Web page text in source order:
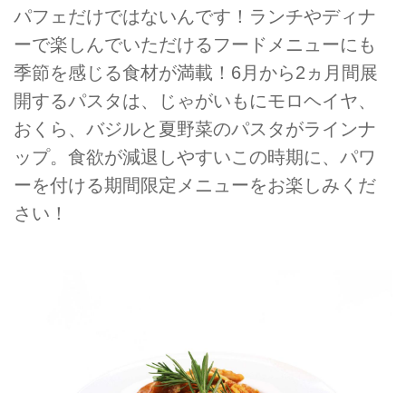
パフェだけではないんです！ランチやディナ
ーで楽しんでいただけるフードメニューにも
季節を感じる食材が満載！6月から2ヵ月間展
開するパスタは、じゃがいもにモロヘイヤ、
おくら、バジルと夏野菜のパスタがラインナ
ップ。食欲が減退しやすいこの時期に、パワ
ーを付ける期間限定メニューをお楽しみくだ
さい！